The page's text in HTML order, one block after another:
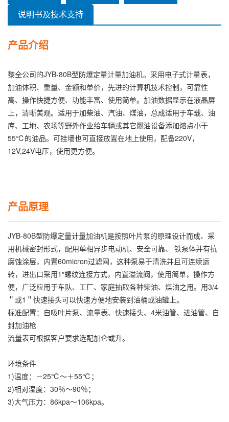
说明书及技术支持
产品介绍
黎全公司的JYB-80B型防爆定量计量加油机。采用电子式计量表，
加油体积、重量、金额和单价，先进的计算机技术控制，可靠性
高、操作快捷方便、功能丰富、使用简单。加油数据显示在液晶屏
上，清晰美观。适用于加柴油、汽油、煤油，总成适用于车载、油
库、工地、农场等野外作业给车辆或其它燃油设备添加熔点小于
55℃的油品。可挂墙也可直接放置在地上使用，配备220V，
12V,24V电压，使用更方便。
产品原理
JYB-80B型防爆定量计量加油机是按照叶片泵的原理设计而成、采
用机械密封形式，配用单相异步电动机、安全可靠、 铁泵体并有抗
腐蚀涂层，内置60micron过滤网，这种泵易于清洗并且可连续运
转，进出口采用1″螺纹连接方式，内置溢流阀，使用简单，操作方
便，广泛应用于车队、工厂、家庭抽取各种柴油、煤油之用。用3/4
＂或1＂快速接头可以快速方便地安装到油桶或油罐上。
标准配置：自吸叶片泵、流量表、快速接头、4米油管、进油管、自
封加油枪
流量表可根据客户要求选配加仑或升。
环境条件
1)温度：－25℃～＋55℃；
2)相对湿度：30％～90％；
3)大气压力：86kpa～106kpa。